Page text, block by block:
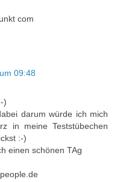
com
09:48
)
darum würde ich mich
in meine Teststübechen
:-)
einen schönen TAg